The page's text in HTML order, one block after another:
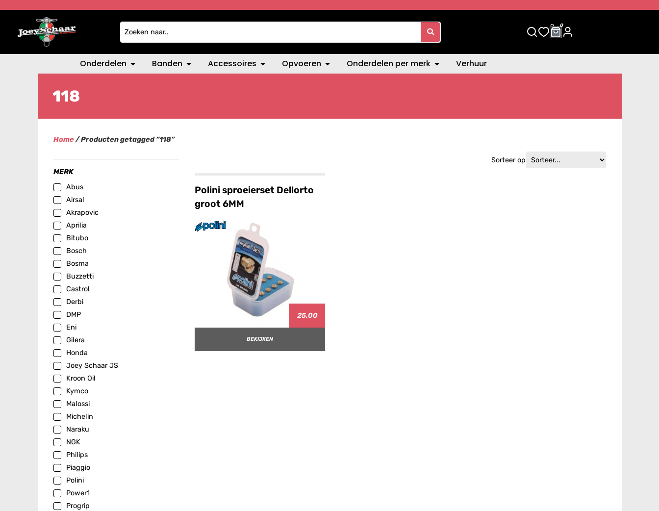
0 0
Onderdelen Banden Accessoires Opvoeren Onderdelen per merk Verhuur
118
Home/ Producten getagged “118”
MERK
Abus
Airsal
Akrapovic
Aprilia
Bitubo
Bosch
Bosma
Buzzetti
Castrol
Derbi
DMP
Eni
Gilera
Honda
Joey Schaar JS
Kroon Oil
Kymco
Malossi
Michelin
Naraku
NGK
Philips
Piaggio
Polini
Power1
Progrip
Sorteer op
Polini sproeierset Dellorto
groot 6MM
25.00
BEKIJKEN